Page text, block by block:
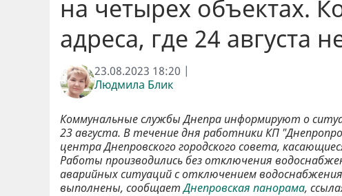
на четырех объектах.
адреса, где 24 августа
23.08.2023 18:20 |
Людмила Блик
Коммунальные службы Днепра информируют о
23 августа. В течение дня работники КП
центра Днепровского городского совета,
Работы производились без отключения
аварийных ситуаций с отключением
выполнены, сообщаетДнепровская панорама,